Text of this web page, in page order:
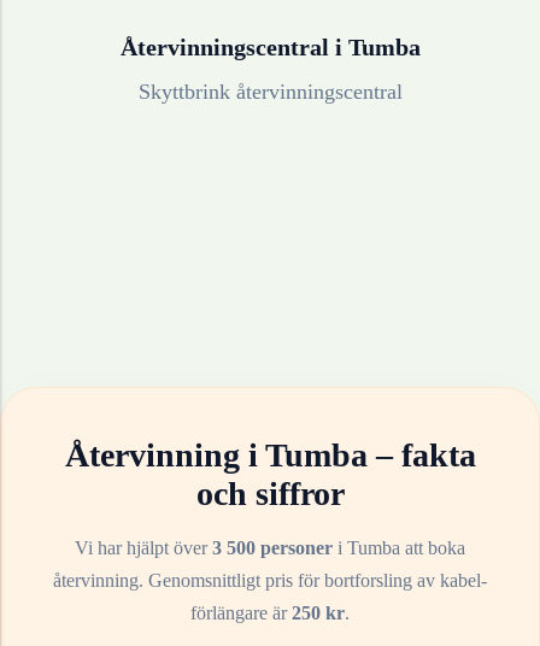
Återvinningscentral i Tumba
Skyttbrink återvinningscentral
Återvinning iTumba– fakta
och siffror
Vi har hjälpt över3 500 personer i Tumba att boka
återvinning. Genomsnittligt pris för bortforsling av kabel-
förlängare är250 kr.